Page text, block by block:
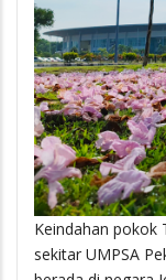
Keindahan pokok
sekitar UMPSA